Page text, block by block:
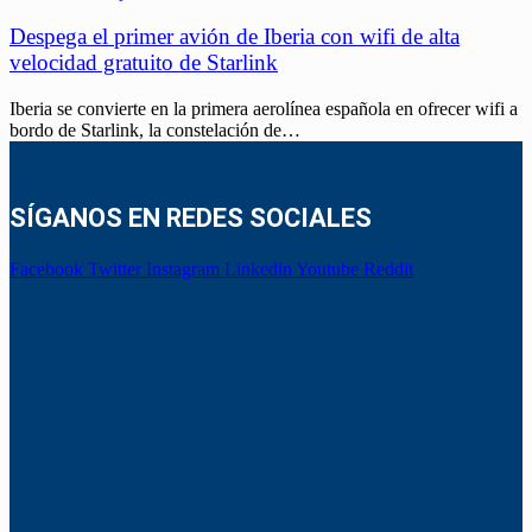
Despega el primer avión de Iberia con wifi de alta
velocidad gratuito de Starlink
Iberia se convierte en la primera aerolínea española en ofrecer wifi a
bordo de Starlink, la constelación de…
SÍGANOS EN REDES SOCIALES
Facebook Twitter Instagram Linkedin Youtube Reddit